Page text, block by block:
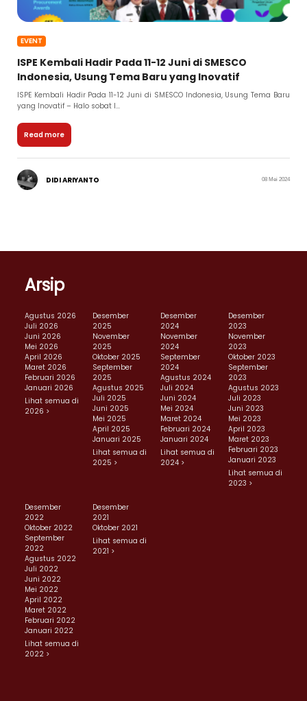
EVENT
ISPE Kembali Hadir Pada 11-12 Juni di SMESCO
Indonesia, Usung Tema Baru yang Inovatif
ISPE Kembali Hadir Pada 11-12 Juni di SMESCO Indonesia, Usung Tema Baru
yang Inovatif – Halo sobat I...
Read more
DIDI ARIYANTO 08 Mei 2024
Arsip
Agustus 2026
Juli 2026
Juni 2026
Mei 2026
April 2026
Maret 2026
Februari 2026
Januari 2026
Lihat semua di
2026 >
Desember
2025
November
2025
Oktober 2025
September
2025
Agustus 2025
Juli 2025
Juni 2025
Mei 2025
April 2025
Januari 2025
Lihat semua di
2025 >
Desember
2024
November
2024
September
2024
Agustus 2024
Juli 2024
Juni 2024
Mei 2024
Maret 2024
Februari 2024
Januari 2024
Lihat semua di
2024 >
Desember
2023
November
2023
Oktober 2023
September
2023
Agustus 2023
Juli 2023
Juni 2023
Mei 2023
April 2023
Maret 2023
Februari 2023
Januari 2023
Lihat semua di
2023 >
Desember
2022
Oktober 2022
September
2022
Agustus 2022
Juli 2022
Juni 2022
Mei 2022
April 2022
Maret 2022
Februari 2022
Januari 2022
Lihat semua di
2022 >
Desember
2021
Oktober 2021
Lihat semua di
2021 >